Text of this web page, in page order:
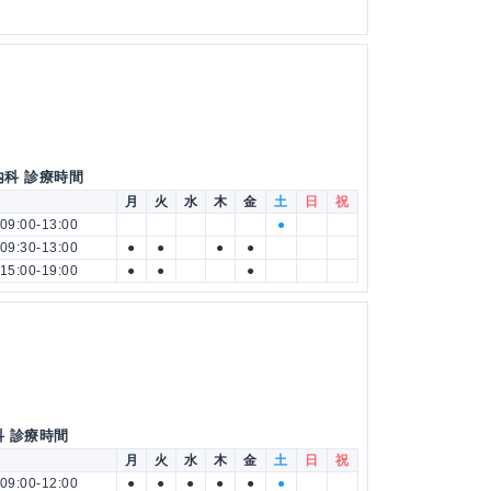
科 診療時間
月 火 水 木 金 土 日
祝
09:00-13:00
●
09:30-13:00
● ● ●
●
15:00-19:00
● ● ●
診療時間
月 火 水 木 金 土 日
祝
09:00-12:00
● ● ● ● ● ●